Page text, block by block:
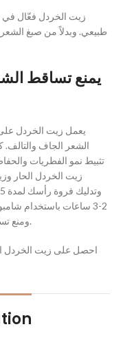
زيت الخردل فعّال في
طبيعي. وبدلاً من صبغ
يمنع تساقط
يعمل زيت الخردل
الشعر الجاف والتالف.
تثبيط نمو الفطريات
زيت الخردل الحار
2-3 ساعات باستخدام
ومنع تساقطه، وجعله أطول وأكثر كثافة ولمعانًا.
احصل على زيت الخردل